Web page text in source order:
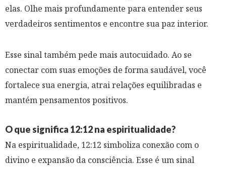
elas. Olhe mais profundamente para entender seus
verdadeiros sentimentos e encontre sua paz interior.
Esse sinal também pede mais autocuidado. Ao se
conectar com suas emoções de forma saudável, você
fortalece sua energia, atrai relações equilibradas e
mantém pensamentos positivos.
O que significa 12:12 na espiritualidade?
Na espiritualidade, 12:12 simboliza conexão com o
divino e expansão da consciência. Esse é um sinal